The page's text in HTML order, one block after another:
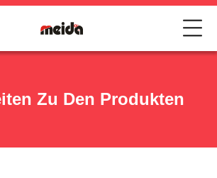
Zu Den Produkten